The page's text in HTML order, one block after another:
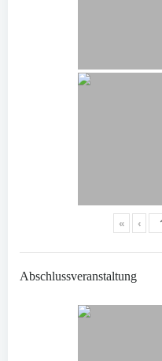
« ‹
Abschlussveranstaltung